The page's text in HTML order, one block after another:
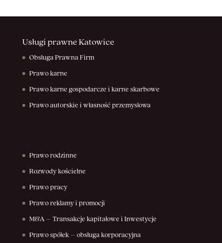
Usługi prawne Katowice
Obsługa Prawna Firm
Prawo karne
Prawo karne gospodarcze i karne skarbowe
Prawo autorskie i własność przemysłowa
Prawo rodzinne
Rozwody kościelne
Prawo pracy
Prawo reklamy i promocji
M&A – Transakcje kapitałowe i Inwestycje
Prawo spółek – obsługa korporacyjna